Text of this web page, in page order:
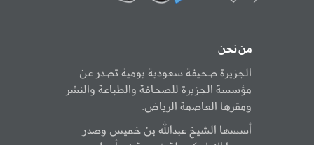
من نحن
الجزيرة صحيفة سعودية يومية تصدر عن
مؤسسة الجزيرة للصحافة والطباعة والنشر
ومقرها العاصمة الرياض.
أسسها الشيخ عبدالله بن خميس وصدر